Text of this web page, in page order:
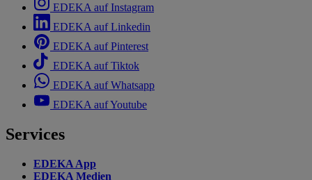
EDEKA auf Instagram
EDEKA auf Linkedin
EDEKA auf Pinterest
EDEKA auf Tiktok
EDEKA auf Whatsapp
EDEKA auf Youtube
Services
EDEKA App
EDEKA Medien